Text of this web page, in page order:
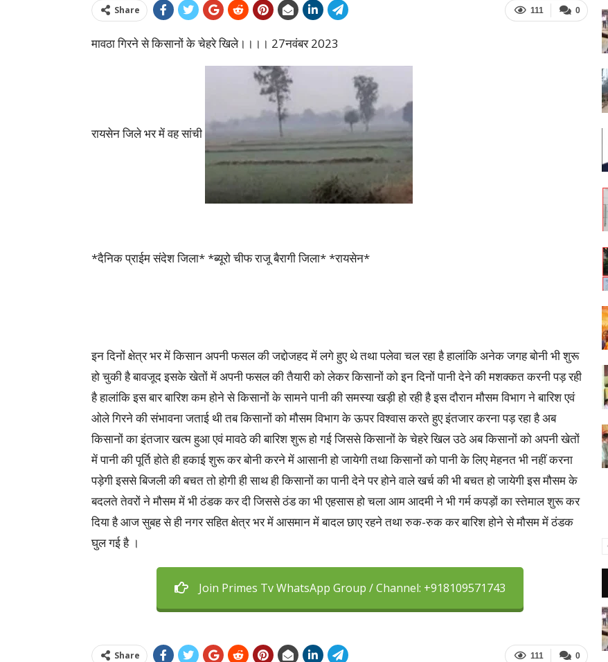
0
111
Share
मावठा गिरने से किसानों के चेहरे खिले।।।। 27नवंबर 2023
रायसेन जिले भर में वह सांची
*दैनिक प्राईम संदेश जिला* *ब्यूरो चीफ राजू बैरागी जिला* *रायसेन*
इन दिनों क्षेत्र भर में किसान अपनी फसल की जद्दोजहद में लगे हुए थे तथा पलेवा चल रहा है हालांकि अनेक जगह बोनी भी शुरू
हो चुकी है बावजूद इसके खेतों में अपनी फसल की तैयारी को लेकर किसानों को इन दिनों पानी देने की मशक्कत करनी पड़ रही
है हालांकि इस बार बारिश कम होने से किसानों के सामने पानी की समस्या खड़ी हो रही है इस दौरान मौसम विभाग ने बारिश एवं
ओले गिरने की संभावना जताई थी तब किसानों को मौसम विभाग के ऊपर विश्वास करते हुए इंतजार करना पड़ रहा है अब
किसानों का इंतजार खत्म हुआ एवं मावठे की बारिश शुरू हो गई जिससे किसानों के चेहरे खिल उठे अब किसानों को अपनी खेतों
में पानी की पूर्ति होते ही हकाई शुरू कर बोनी करने में आसानी हो जायेगी तथा किसानों को पानी के लिए मेहनत भी नहीं करना
पड़ेगी इससे बिजली की बचत तो होगी ही साथ ही किसानों का पानी देने पर होने वाले खर्च की भी बचत हो जायेगी इस मौसम के
बदलते तेवरों ने मौसम में भी ठंडक कर दी जिससे ठंड का भी एहसास हो चला आम आदमी ने भी गर्म कपड़ों का स्तेमाल शुरू कर
दिया है आज सुबह से ही नगर सहित क्षेत्र भर में आसमान में बादल छाए रहने तथा रुक-रुक कर बारिश होने से मौसम में ठंडक
घुल गई है ।
Join Primes Tv WhatsApp Group / Channel: +918109571743
0
111
Share